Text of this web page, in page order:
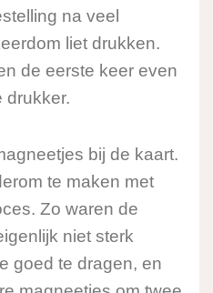
na veel
liet drukken.
de eerste keer even
drukker.
bij de kaart.
te maken met
Zo waren de
niet sterk
goed te dragen, en